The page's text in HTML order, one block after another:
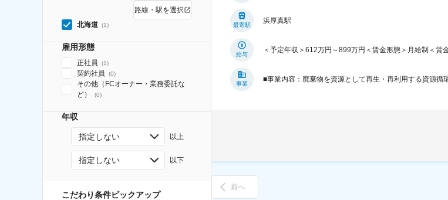
路線・駅を選択
北海道 (1)
雇用形態
正社員 (1)
契約社員 (0)
その他（FCオーナー・業務委託な
ど）
(0)
年収
指定しない 以上
指定しない 以下
こだわり条件ピックアップ
最寄駅
浜厚真駅
給与
＜予定年収＞612万円～899万円＜賃金形態＞月給制＜賃
事業
■事業内容：廃棄物を資源として再生・再利用する資源循
前へ